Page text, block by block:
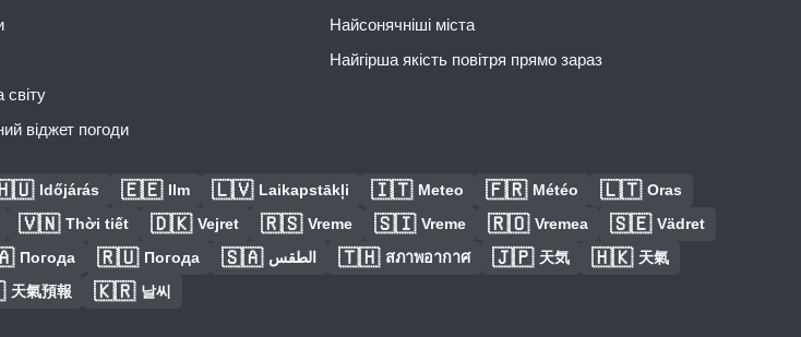
світу
віджет погоди
Найсонячніші міста
Найгірша якість повітря прямо зараз
Időjárás 🇪🇪 Ilm 🇱🇻 Laikapstākļi 🇮🇹 Meteo 🇫🇷 Météo 🇱🇹 Oras
🇻🇳 Thời tiết 🇩🇰 Vejret 🇷🇸 Vreme 🇸🇮 Vreme 🇷🇴 Vremea 🇸🇪 Vädret
Погода 🇷🇺 Погода 🇸🇦 الطقس 🇹🇭 สภาพอากาศ 🇯🇵 天気 🇭🇰 天氣
天氣預報 🇰🇷 날씨